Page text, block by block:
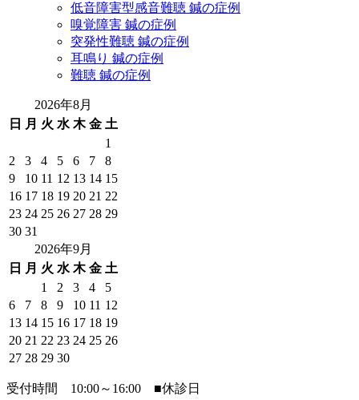
低音障害型感音難聴 鍼の症例
嗅覚障害 鍼の症例
突発性難聴 鍼の症例
耳鳴り 鍼の症例
難聴 鍼の症例
2026年8月
日
月 火 水 木 金 土
1
2
3 4 5 6 7
8
9
10 11 12 13 14 15
16 17 18 19 20 21 22
23 24 25 26 27 28 29
30 31
2026年9月
日
月 火 水 木 金 土
1
2 3 4
5
6
7 8 9 10 11 12
13 14 15 16 17 18 19
20 21 22 23 24 25 26
27 28 29 30
受付時間 10:00～16:00 ■休診日